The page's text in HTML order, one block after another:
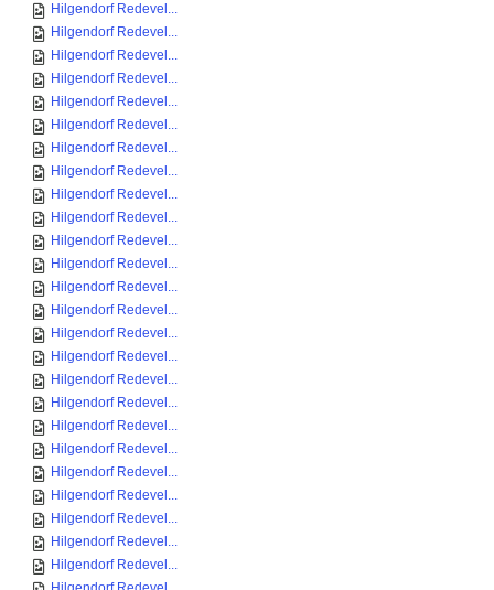
Hilgendorf Redevel...
Hilgendorf Redevel...
Hilgendorf Redevel...
Hilgendorf Redevel...
Hilgendorf Redevel...
Hilgendorf Redevel...
Hilgendorf Redevel...
Hilgendorf Redevel...
Hilgendorf Redevel...
Hilgendorf Redevel...
Hilgendorf Redevel...
Hilgendorf Redevel...
Hilgendorf Redevel...
Hilgendorf Redevel...
Hilgendorf Redevel...
Hilgendorf Redevel...
Hilgendorf Redevel...
Hilgendorf Redevel...
Hilgendorf Redevel...
Hilgendorf Redevel...
Hilgendorf Redevel...
Hilgendorf Redevel...
Hilgendorf Redevel...
Hilgendorf Redevel...
Hilgendorf Redevel...